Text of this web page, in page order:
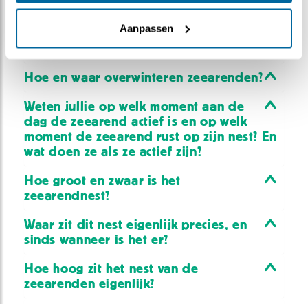
Aanpassen
heel nieuw territorium of blijven zij in het
gebied waar ze zijn groot gebracht?
Hoe en waar overwinteren zeearenden?
Weten jullie op welk moment aan de
dag de zeearend actief is en op welk
moment de zeearend rust op zijn nest? En
wat doen ze als ze actief zijn?
Hoe groot en zwaar is het
zeearendnest?
Waar zit dit nest eigenlijk precies, en
sinds wanneer is het er?
Hoe hoog zit het nest van de
zeearenden eigenlijk?